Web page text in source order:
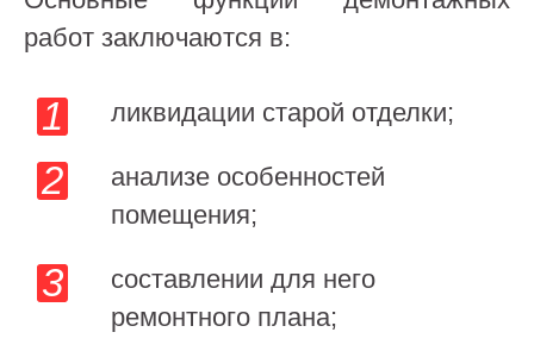
работ заключаются в:
ликвидации старой отделки;
анализе особенностей
помещения;
составлении для него
ремонтного плана;